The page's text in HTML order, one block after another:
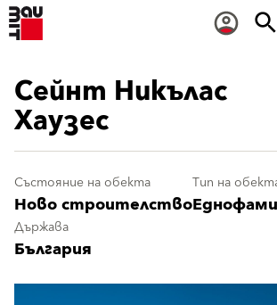
Сейнт Никълас
Хаузес
Състояние на обекта
Ново строителство
Тип на
Държава
България